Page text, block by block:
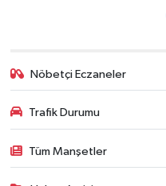
Nöbetçi Eczaneler
Trafik Durumu
Tüm Manşetler